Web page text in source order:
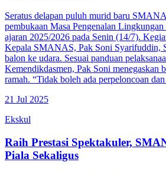
Seratus delapan puluh murid baru
pembukaan Masa Pengenalan
ajaran 2025/2026 pada Senin (14/7).
Kepala SMANAS, Pak Soni Syarifuddin,
balon ke udara. Sesuai panduan
Kemendikdasmen, Pak Soni menegaskan
ramah. “Tidak boleh ada perpeloncoan
21 Jul 2025
Ekskul
Raih Prestasi Spektakuler,
Piala Sekaligus